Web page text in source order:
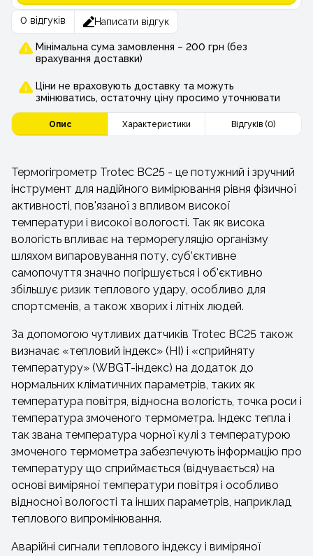
0 відгуків Написати відгук
Мінімальна сума замовлення – 200 грн (без
врахування доставки)
Ціни не враховують доставку та можуть
змінюватись, остаточну ціну просимо уточнювати
Опис Характеристики Відгуків (0)
Термогігрометр Trotec BC25 - це потужний і зручний
інструмент для надійного вимірювання рівня фізичної
активності, пов'язаної з впливом високої
температури і високої вологості. Так як висока
вологість впливає на терморегуляцію організму
шляхом випаровування поту, суб'єктивне
самопочуття значно погіршується і об'єктивно
збільшує ризик теплового удару, особливо для
спортсменів, а також хворих і літніх людей.
За допомогою чутливих датчиків Trotec BC25 також
визначає «тепловий індекс» (HI) і «сприйняту
температуру» (WBGT-індекс) на додаток до
нормальних кліматичних параметрів, таких як
температура повітря, відносна вологість, точка роси і
температура змоченого термометра. Індекс тепла і
так звана температура чорної кулі з температурою
змоченого термометра забезпечують інформацію про
температуру що сприймається (відчувається) на
основі виміряної температури повітря і особливо
відносної вологості та інших параметрів, наприклад
теплового випромінювання.
Аварійні сигнали теплового індексу і виміряної